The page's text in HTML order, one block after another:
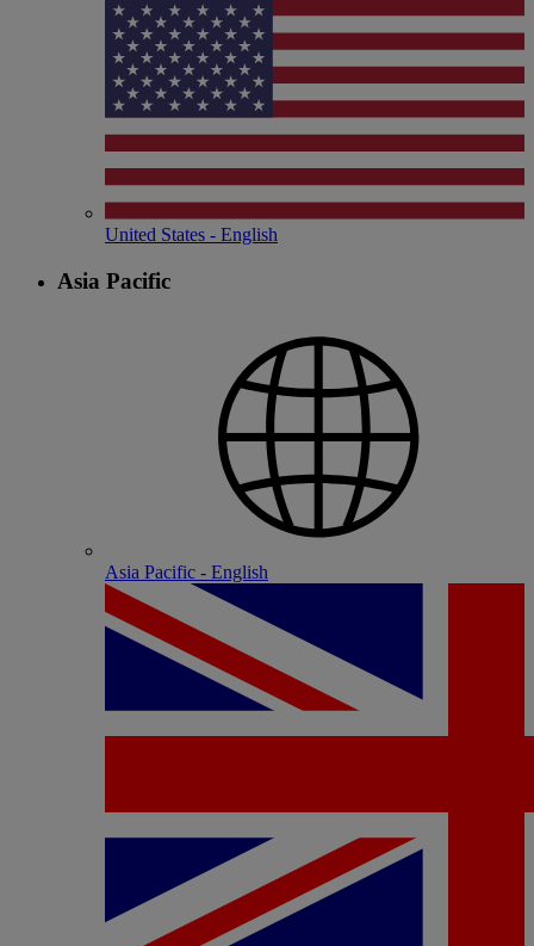
United States - English
Asia Pacific
Asia Pacific - English